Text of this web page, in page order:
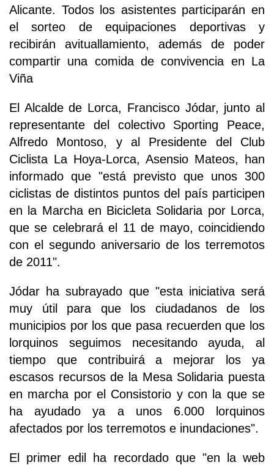
Alicante. Todos los asistentes participarán en
el sorteo de equipaciones deportivas y
recibirán avituallamiento, además de poder
compartir una comida de convivencia en La
Viña
El Alcalde de Lorca, Francisco Jódar, junto al
representante del colectivo Sporting Peace,
Alfredo Montoso, y al Presidente del Club
Ciclista La Hoya-Lorca, Asensio Mateos, han
informado que "está previsto que unos 300
ciclistas de distintos puntos del país participen
en la Marcha en Bicicleta Solidaria por Lorca,
que se celebrará el 11 de mayo, coincidiendo
con el segundo aniversario de los terremotos
de 2011".
Jódar ha subrayado que "esta iniciativa será
muy útil para que los ciudadanos de los
municipios por los que pasa recuerden que los
lorquinos seguimos necesitando ayuda, al
tiempo que contribuirá a mejorar los ya
escasos recursos de la Mesa Solidaria puesta
en marcha por el Consistorio y con la que se
ha ayudado ya a unos 6.000 lorquinos
afectados por los terremotos e inundaciones".
El primer edil ha recordado que "en la web